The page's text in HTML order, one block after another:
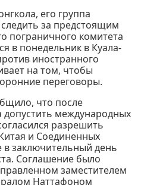
его группа
за предстоящим
пограничного комитета
в понедельник в Куала-
иностранного
на том, чтобы
переговоры.
что после
допустить международных
разрешить
и Соединенных
заключительный день
Соглашение было
заместителем
Наттафоном